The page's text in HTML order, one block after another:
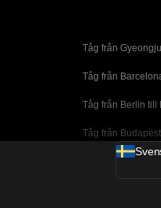
Tåg från
Tåg från
Tåg från Berlin till
Tåg från
Tåg från Dublin